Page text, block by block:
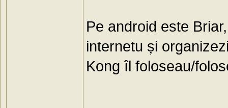
Pe android este
internetu și
Kong îl foloseau/